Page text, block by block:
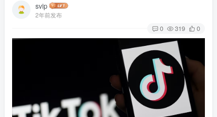
svip
2年前发布
0 319 0